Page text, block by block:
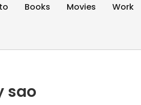
Books Movies Work
sao